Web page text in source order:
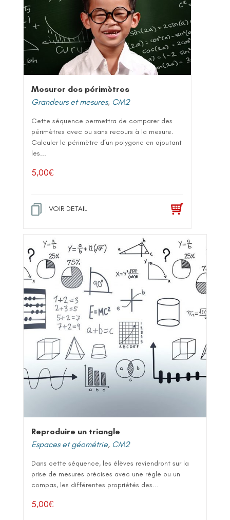
Mesurer des périmètres
Grandeurs et mesures, CM2
Cette séquence permettra de comparer des
périmètres avec ou sans recours à la mesure.
Calculer le périmètre d’un polygone en ajoutant
les...
5,00€
VOIR DETAIL
Reproduire un triangle
Espaces et géométrie, CM2
Dans cette séquence, les élèves reviendront sur la
prise de mesures précises avec une règle ou un
compas, les différentes propriétés des...
5,00€